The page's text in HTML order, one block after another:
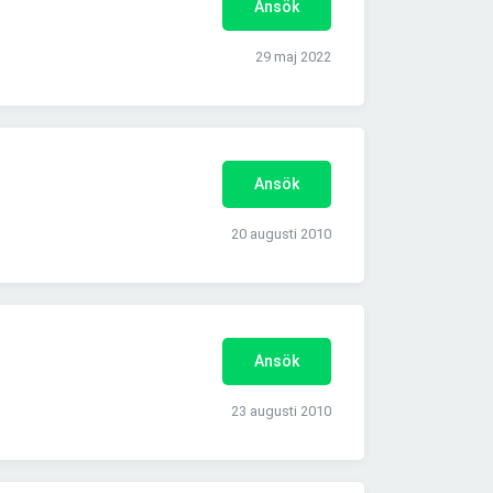
Ansök
29 maj 2022
Ansök
20 augusti 2010
Ansök
23 augusti 2010